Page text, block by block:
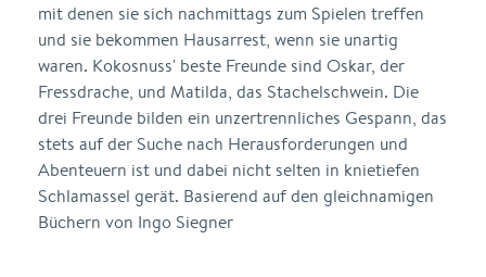
mit denen sie sich nachmittags zum Spielen treffen
und sie bekommen Hausarrest, wenn sie unartig
waren. Kokosnuss' beste Freunde sind Oskar, der
Fressdrache, und Matilda, das Stachelschwein. Die
drei Freunde bilden ein un­zertrennliches Gespann, das
stets auf der Suche nach Herausfor­derungen und
Abenteuern ist und dabei nicht selten in knietiefen
Schlamassel gerät. Basierend auf den gleichnamigen
Büchern von Ingo Siegner